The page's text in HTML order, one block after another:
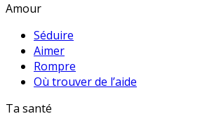
Amour
Séduire
Aimer
Rompre
Où trouver de l’aide
Ta santé